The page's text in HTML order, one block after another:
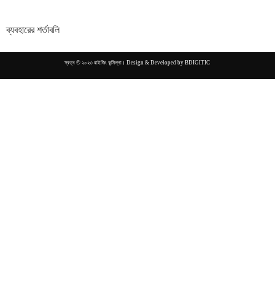
ব্যবহারের শর্তাবলি
স্বত্ব © ২০২৩ রাইজিং কুমিল্লা। Design & Developed by BDIGITIC